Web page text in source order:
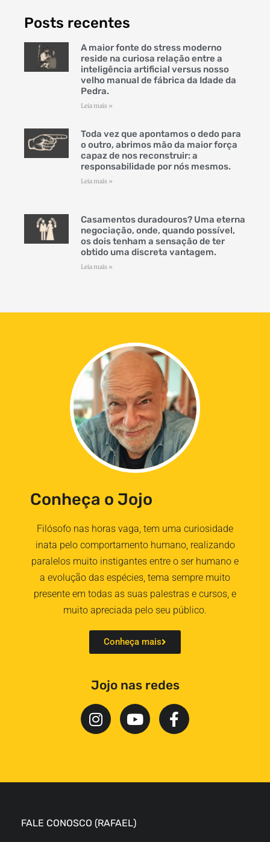
Posts recentes
A maior fonte do stress moderno
reside na curiosa relação entre a
inteligência artificial versus nosso
velho manual de fábrica da Idade da
Pedra.
Leia mais »
Toda vez que apontamos o dedo para
o outro, abrimos mão da maior força
capaz de nos reconstruir: a
responsabilidade por nós mesmos.
Leia mais »
Casamentos duradouros? Uma eterna
negociação, onde, quando possível,
os dois tenham a sensação de ter
obtido uma discreta vantagem.
Leia mais »
Conheça o Jojo
Filósofo nas horas vaga, tem uma curiosidade
inata pelo comportamento humano, realizando
paralelos muito instigantes entre o ser humano e
a evolução das espécies, tema sempre muito
presente em todas as suas palestras e cursos, e
muito apreciada pelo seu público.
Conheça mais
Jojo nas redes
FALE CONOSCO (RAFAEL)